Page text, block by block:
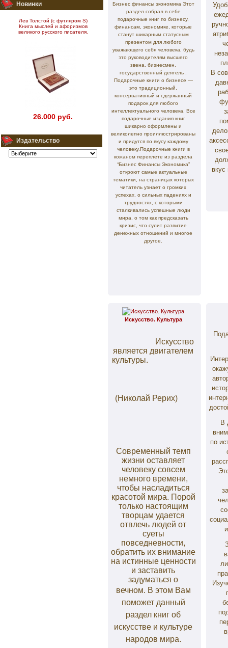
Новинки
Лев Толстой (с футляром S)
Книга мыслей и афоризмов
великого русского писателя.
26.000 руб.
Издательство
Бизнес финансы экономика Этот
раздел собрал в себе
подарочные книг по бизнесу,
финансам, экономике, которые
станут шикарным статусным
презентом для любого
уважающего себя человека, будь
это руководителям высшего
звена, бизнесмен,
государственный деятель .
Подарочные книги о бизнесе —
это традиционный,
консервативный и сдержанный
подарок для любого
интеллектуального человека. Все
подарочные издания книг
шикарно оформлены и
великолепно проиллюстрированы
и придутся по вкусу каждому
человеку.Подарочные книги в
кожаном переплете из раздела
“Бизнес Финансы Экономика”
откроют самые актуальные
тематики, на страницах которых
читатель узнает о громких
успехах, о сильных падениях и
трудностях, с которыми
сталкивались успешные люди
мира, о том как предсказать
кризис, что сулит развитие
денежных отношений и многое
другое.
В
вкус
Искусство. Культура
Искусство
является двигателем
культуры.
(Николай Рерих)
Современный темп
жизни оставляет
человеку совсем
немного времени,
чтобы насладиться
красотой мира. Порой
только настоящим
творцам удается
отвлечь людей от
суеты
повседневности,
обратить их внимание
на истинные ценности
и заставить
задуматься о
вечном. В этом Вам
поможет данный
раздел книг об
искусстве и культуре
народов мира.
В
по